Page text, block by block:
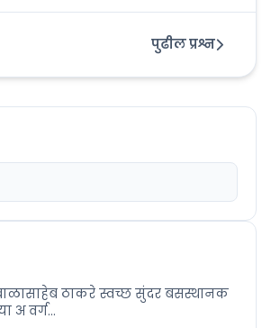
पुढील प्रश्न
ठाकरे स्वच्छ सुंदर बसस्थानक
अ वर्ग...